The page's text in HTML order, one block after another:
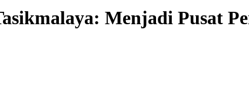
Menjadi Pusat